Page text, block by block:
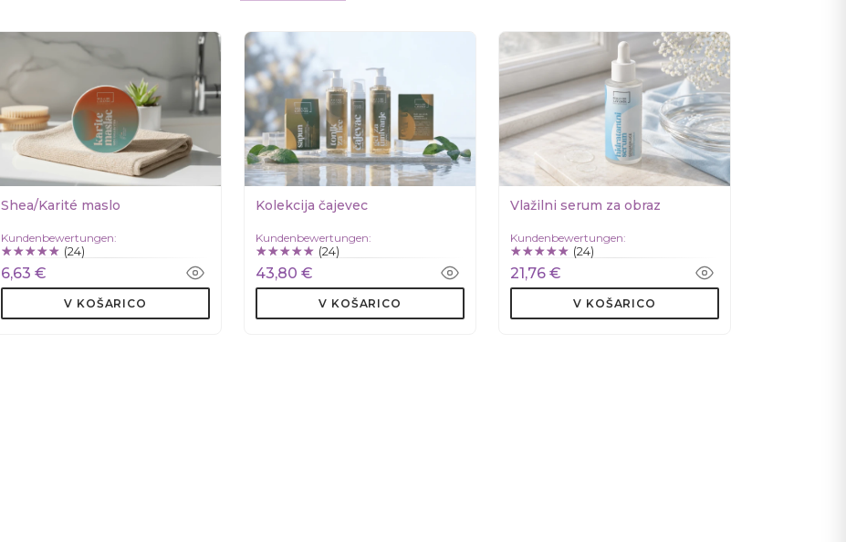
Shea/Karité maslo
Kundenbewertungen:
(24)
6,63 €
V KOŠARICO
Kolekcija čajevec
Kundenbewertungen:
(24)
43,80 €
V KOŠARICO
Vlažilni serum za obraz
Kundenbewertungen:
(24)
21,76 €
V KOŠARICO